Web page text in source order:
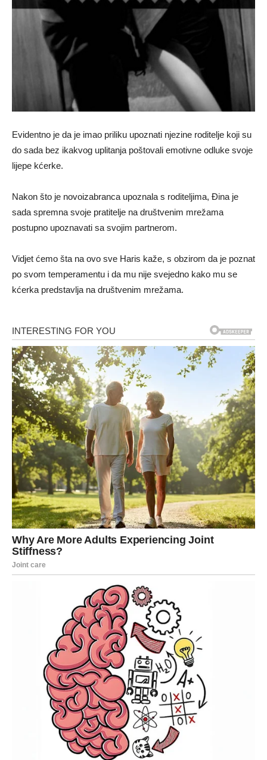
Evidentno je da je imao priliku upoznati njezine roditelje koji su
do sada bez ikakvog uplitanja poštovali emotivne odluke svoje
lijepe kćerke.
Nakon što je novoizabranca upoznala s roditeljima, Đina je
sada spremna svoje pratitelje na društvenim mrežama
postupno upoznavati sa svojim partnerom.
Vidjet ćemo šta na ovo sve Haris kaže, s obzirom da je poznat
po svom temperamentu i da mu nije svejedno kako mu se
kćerka predstavlja na društvenim mrežama.